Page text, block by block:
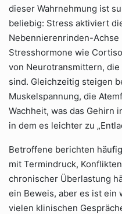
dieser Wahrnehmung ist
beliebig: Stress aktiviert
Nebennierenrinden-Achse
Stresshormone wie
von Neurotransmittern,
sind. Gleichzeitig steigen
Muskelspannung, die
Wachheit, was das Gehirn
in dem es leichter zu
Betroffene berichten
mit Termindruck,
chronischer Überlastung
ein Beweis, aber es ist ein
vielen klinischen